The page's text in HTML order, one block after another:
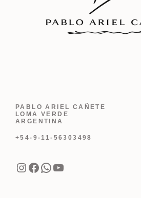
PABLO ARIEL CAÑETE
LOMA VERDE
ARGENTINA
+54-9-11-56303498
Instagram
Facebook
WhatsApp
YouTube